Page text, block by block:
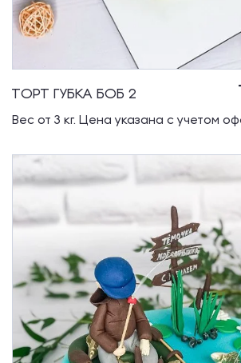
ТОРТ ГУБКА БОБ 2
Вес от 3 кг. Цена указана с учетом